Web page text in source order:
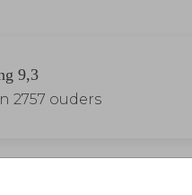
9,3
2757 ouders